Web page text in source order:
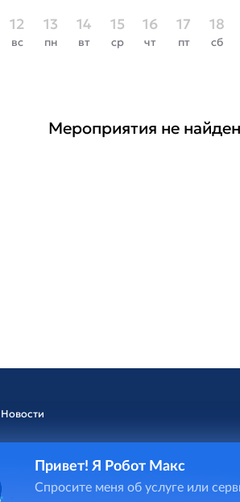
12
вс
13
пн
14
вт
15
ср
16
чт
17
пт
18
сб
Мероприятия не
Новости
ГИС Cпорт
Привет! Я Робот Макс
Спросите меня об услуге или